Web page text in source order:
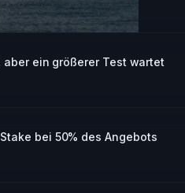
aber ein größerer Test wartet
bei 50% des Angebots